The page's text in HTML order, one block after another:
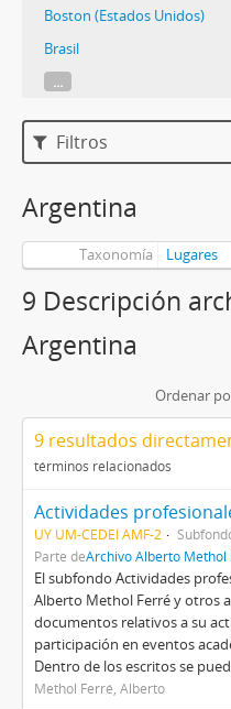
Boston (Estados Unidos)
Brasil
...
Filtros
Argentina
Taxonomía Lugares
9 Descripción
Argentina
Ordenar
9 resultados
términos relacionados
Actividades
UY UM-CEDEI AMF-2
Parte deArchivo Alberto Methol
El subfondo Actividades
Alberto Methol Ferré y otros
documentos relativos a su
participación en eventos
Dentro de los escritos se
Methol Ferré, Alberto